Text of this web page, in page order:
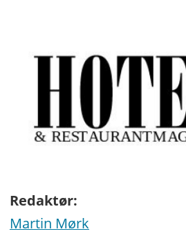
Redaktør:
Martin Mørk